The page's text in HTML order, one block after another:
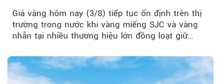
Giá vàng hôm nay (3/8) tiếp tục ổn định trên thị
trường trong nước khi vàng miếng SJC và vàng
nhẫn tại nhiều thương hiệu lớn đồng loạt giữ